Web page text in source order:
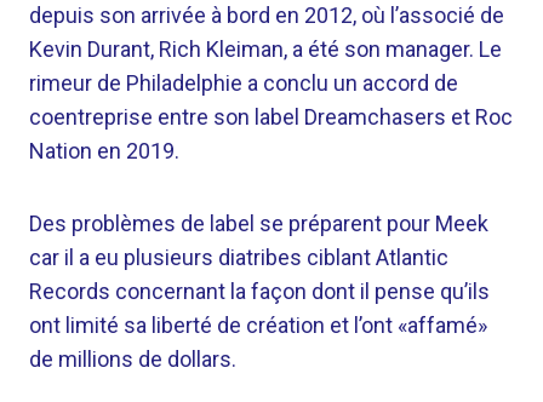
depuis son arrivée à bord en 2012, où l’associé de
Kevin Durant, Rich Kleiman, a été son manager. Le
rimeur de Philadelphie a conclu un accord de
coentreprise entre son label Dreamchasers et Roc
Nation en 2019.
Des problèmes de label se préparent pour Meek
car il a eu plusieurs diatribes ciblant Atlantic
Records concernant la façon dont il pense qu’ils
ont limité sa liberté de création et l’ont «affamé»
de millions de dollars.